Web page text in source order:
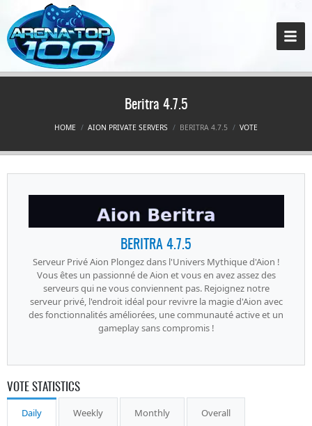
Beritra 4.7.5
HOME AION PRIVATE SERVERS BERITRA 4.7.5 VOTE
BERITRA 4.7.5
Serveur Privé Aion Plongez dans l'Univers Mythique d'Aion !
Vous êtes un passionné de Aion et vous en avez assez des
serveurs qui ne vous conviennent pas. Rejoignez notre
serveur privé, l'endroit idéal pour revivre la magie d'Aion avec
des fonctionnalités améliorées, une communauté active et un
gameplay sans compromis !
VOTE STATISTICS
Daily Weekly Monthly Overall